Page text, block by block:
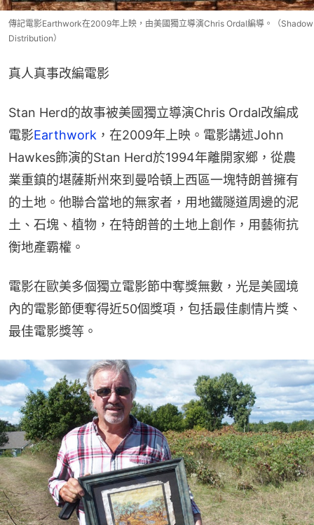
傳記電影Earthwork在2009年上映，由美國獨立導演Chris Ordal編導。（Shadow
Distribution）
真人真事改編電影
Stan Herd的故事被美國獨立導演Chris Ordal改編成
電影Earthwork ，在2009年上映。電影講述John
Hawkes飾演的Stan Herd於1994年離開家鄉，從農
業重鎮的堪薩斯州來到曼哈頓上西區一塊特朗普擁有
的土地。他聯合當地的無家者，用地鐵隧道周邊的泥
土、石塊、植物，在特朗普的土地上創作，用藝術抗
衡地產霸權。
電影在歐美多個獨立電影節中奪獎無數，光是美國境
內的電影節便奪得近50個獎項，包括最佳劇情片獎、
最佳電影獎等。